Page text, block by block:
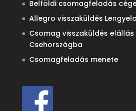
Belföldi csomagfeladás
Allegro visszaküldés
Csomag visszaküldés elállás
Csehországba
Csomagfeladás menete